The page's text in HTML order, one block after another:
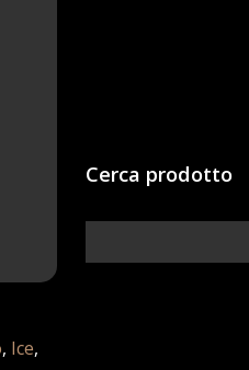
, Ice,
Cerca prodotto